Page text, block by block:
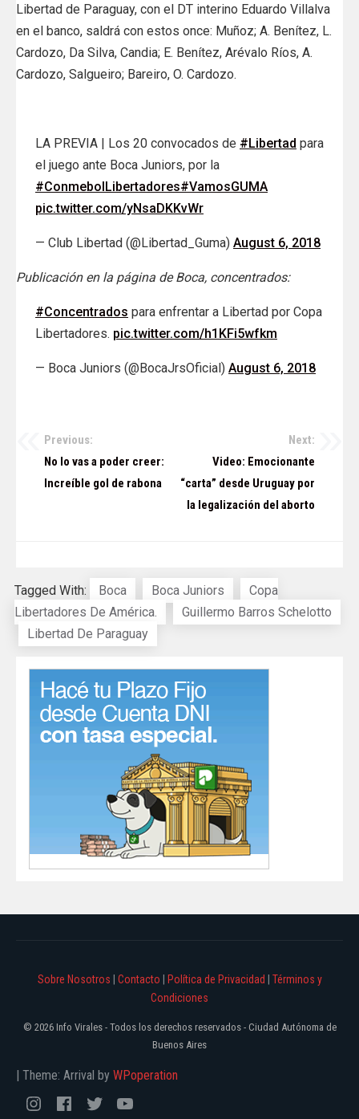
Libertad de Paraguay, con el DT interino Eduardo Villalva
en el banco, saldrá con estos once: Muñoz; A. Benítez, L.
Cardozo, Da Silva, Candia; E. Benítez, Arévalo Ríos, A.
Cardozo, Salgueiro; Bareiro, O. Cardozo.
LA PREVIA | Los 20 convocados de #Libertad para
el juego ante Boca Juniors, por la
#ConmebolLibertadores#VamosGUMA
pic.twitter.com/yNsaDKKvWr
— Club Libertad (@Libertad_Guma) August 6, 2018
Publicación en la página de Boca, concentrados:
#Concentrados para enfrentar a Libertad por Copa
Libertadores. pic.twitter.com/h1KFi5wfkm
— Boca Juniors (@BocaJrsOficial) August 6, 2018
Navegación
Previous:
No lo vas a poder creer:
Increíble gol de rabona
Next:
Video: Emocionante
“carta” desde Uruguay por
la legalización del aborto
Tagged With: Boca Boca Juniors
Copa
Libertadores De América.
Guillermo Barros Schelotto
Libertad De Paraguay
Sobre Nosotros | Contacto | Política de Privacidad | Términos y
Condiciones
© 2026 Info Virales - Todos los derechos reservados - Ciudad Autónoma de
Buenos Aires
| Theme: Arrival by WPoperation